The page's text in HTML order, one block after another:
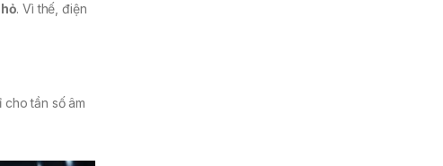
. Vì thế, điện
cho tần số âm